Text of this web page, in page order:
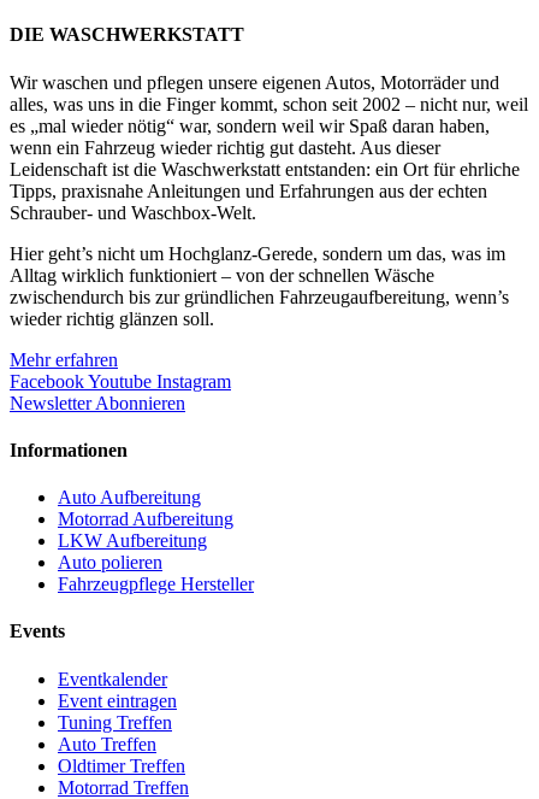
DIE WASCHWERKSTATT
Wir waschen und pflegen unsere eigenen Autos, Motorräder und
alles, was uns in die Finger kommt, schon seit 2002 – nicht nur, weil
es „mal wieder nötig“ war, sondern weil wir Spaß daran haben,
wenn ein Fahrzeug wieder richtig gut dasteht. Aus dieser
Leidenschaft ist die Waschwerkstatt entstanden: ein Ort für ehrliche
Tipps, praxisnahe Anleitungen und Erfahrungen aus der echten
Schrauber- und Waschbox-Welt.
Hier geht’s nicht um Hochglanz-Gerede, sondern um das, was im
Alltag wirklich funktioniert – von der schnellen Wäsche
zwischendurch bis zur gründlichen Fahrzeugaufbereitung, wenn’s
wieder richtig glänzen soll.
Mehr erfahren
FacebookYoutube Instagram
Newsletter Abonnieren
Informationen
Auto Aufbereitung
Motorrad Aufbereitung
LKW Aufbereitung
Auto polieren
Fahrzeugpflege Hersteller
Events
Eventkalender
Event eintragen
Tuning Treffen
Auto Treffen
Oldtimer Treffen
Motorrad Treffen